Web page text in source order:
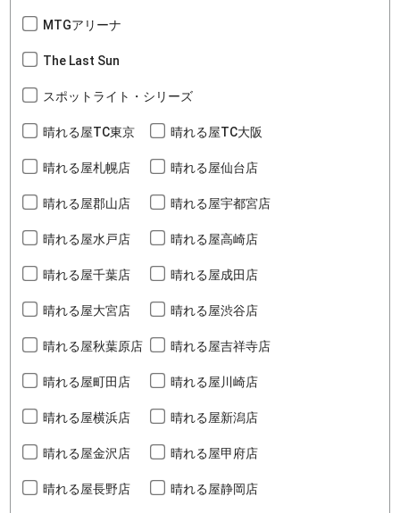
MTGアリーナ
The Last Sun
スポットライト・シリーズ
晴れる屋TC東京 晴れる屋TC大阪
晴れる屋札幌店 晴れる屋仙台店
晴れる屋郡山店 晴れる屋宇都宮店
晴れる屋水戸店 晴れる屋高崎店
晴れる屋千葉店 晴れる屋成田店
晴れる屋大宮店 晴れる屋渋谷店
晴れる屋秋葉原店 晴れる屋吉祥寺店
晴れる屋町田店 晴れる屋川崎店
晴れる屋横浜店 晴れる屋新潟店
晴れる屋金沢店 晴れる屋甲府店
晴れる屋長野店 晴れる屋静岡店